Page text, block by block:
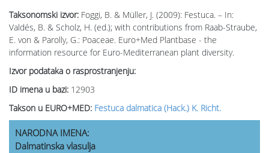
Taksonomski izvor: Foggi, B. & Müller, J. (2009): Festuca. – In:
Valdés, B. & Scholz, H. (ed.); with contributions from Raab-Straube,
E. von & Parolly, G.: Poaceae. Euro+Med Plantbase - the
information resource for Euro-Mediterranean plant diversity.
Izvor podataka o rasprostranjenju:
ID imena u bazi: 12903
Takson u EURO+MED: Festuca dalmatica (Hack.) K. Richt.
NARODNA IMENA:
Dalmatinska vlasulja